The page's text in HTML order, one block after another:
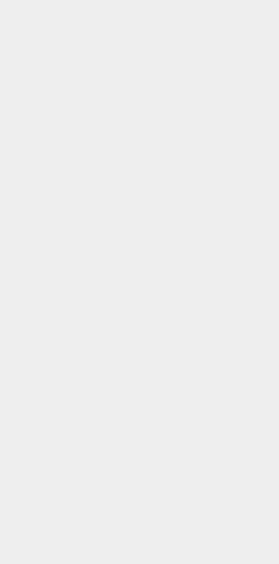
el fin de medir y mejorar el rendimiento
y a evaluar cómo los visitantes
a nuestro sitio.